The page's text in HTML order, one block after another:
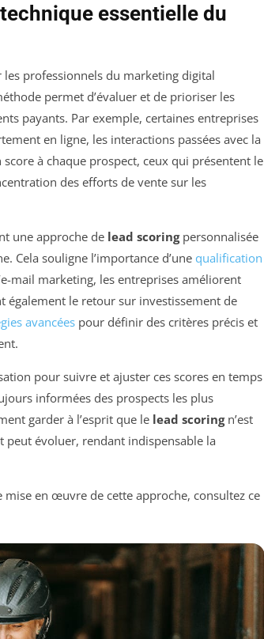
essentielle du
professionnels du marketing digital
permet d’évaluer et de prioriser les
payants. Par exemple, certaines entreprises
en ligne, les interactions passées avec la
à chaque prospect, ceux qui présentent le
des efforts de vente sur les
une approche de lead scoringpersonnalisée
Cela souligne l’importance d’une qualification
mail marketing, les entreprises améliorent
également le retour sur investissement de
avancées pour définir des critères précis et
pour suivre et ajuster ces scores en temps
informées des prospects les plus
garder à l’esprit que le lead scoringn’est
peut évoluer, rendant indispensable la
mise en œuvre de cette approche, consultez ce